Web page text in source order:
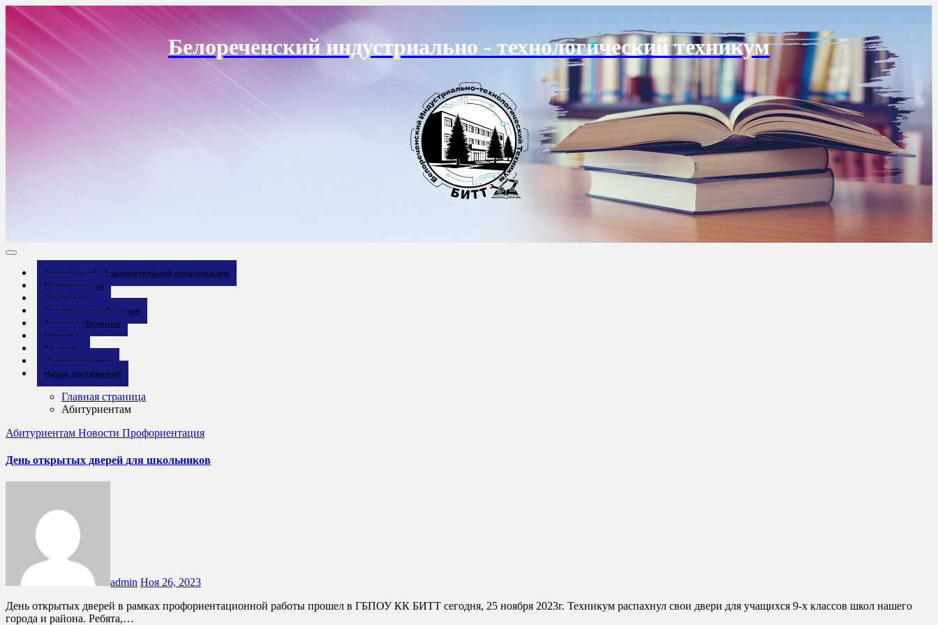
Перейти
содержанию
Белореченский индустриально - технологический техникум
Сведения об образовательной организации
Поступающим
Студентам
Электронное обучение
Заочное обучение
Новости
Контакты
Наставничество
Наши достижения
Главная страница
Абитуриентам
Абитуриентам Новости Профориентация
День открытых дверей для школьников
admin Ноя 26, 2023
День открытых дверей в рамках профориентационной работы прошел в ГБПОУ КК БИТТ сегодня, 25 ноября 2023г. Техникум распахнул свои двери для учащихся 9-х классов школ нашего
города и района. Ребята,…